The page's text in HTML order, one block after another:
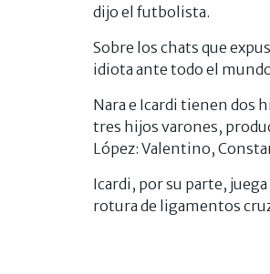
dijo el futbolista.
Sobre los chats que
idiota ante todo el
Nara e Icardi tienen dos
tres hijos varones,
López: Valentino,
Icardi, por su parte,
rotura de ligamentos